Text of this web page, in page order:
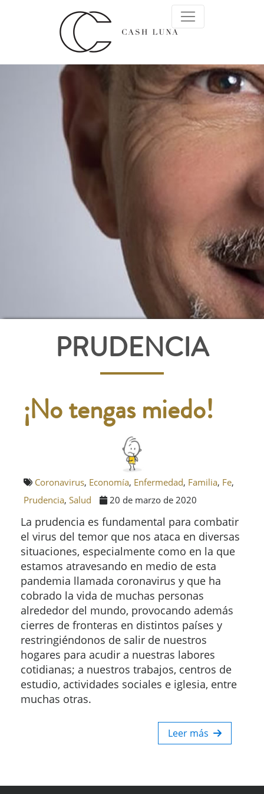
PRUDENCIA
¡No tengas miedo!
Coronavirus, Economía, Enfermedad, Familia, Fe,
Prudencia, Salud 20 de marzo de 2020
La prudencia es fundamental para combatir
el virus del temor que nos ataca en diversas
situaciones, especialmente como en la que
estamos atravesando en medio de esta
pandemia llamada coronavirus y que ha
cobrado la vida de muchas personas
alrededor del mundo, provocando además
cierres de fronteras en distintos países y
restringiéndonos de salir de nuestros
hogares para acudir a nuestras labores
cotidianas; a nuestros trabajos, centros de
estudio, actividades sociales e iglesia, entre
muchas otras.
Leer más